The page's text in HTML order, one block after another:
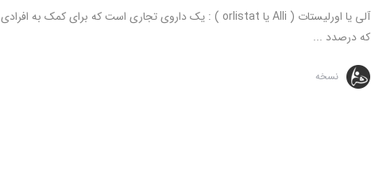
آلی یا اورلیستات ( Alli یا orlistat ) : یک داروی تجاری است که برای کمک به افرادی
که درصدد ...
نسخه